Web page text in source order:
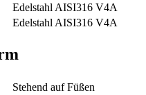
Edelstahl AISI316 V4A
Edelstahl AISI316 V4A
Stehend auf Füßen